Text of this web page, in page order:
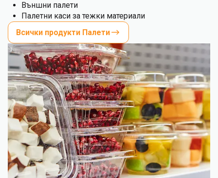
Външни палети
Палетни каси за тежки материали
Всички продукти Палети